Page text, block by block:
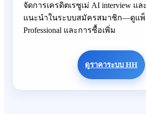
จัดการเครดิตเรซูเม่ AI interview แล
แนะนำในระบบสมัครสมาชิก—ดูแพ็ก
Professional และการซื้อเพิ่ม
ดูราคาระบบ HH